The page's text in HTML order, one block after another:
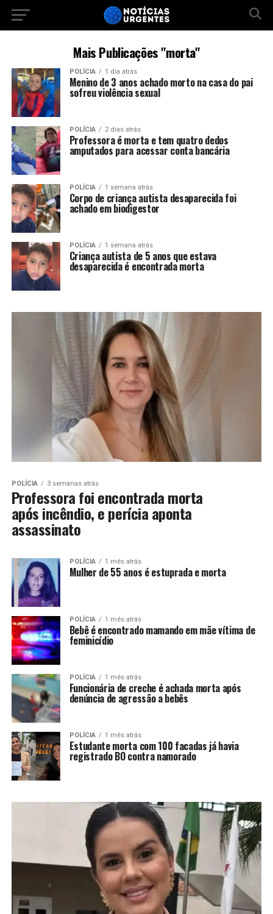
Mais Publicações "morta"
POLÍCIA 1 dia atrás
Menino de 3 anos achado morto na casa do pai
sofreu violência sexual
POLÍCIA 2 dias atrás
Professora é morta e tem quatro dedos
amputados para acessar conta bancária
POLÍCIA 1 semana atrás
Corpo de criança autista desaparecida foi
achado em biodigestor
POLÍCIA 1 semana atrás
Criança autista de 5 anos que estava
desaparecida é encontrada morta
POLÍCIA 3 semanas atrás
Professora foi encontrada morta
após incêndio, e perícia aponta
assassinato
POLÍCIA 1 mês atrás
Mulher de 55 anos é estuprada e morta
POLÍCIA 1 mês atrás
Bebê é encontrado mamando em mãe vítima de
feminicídio
POLÍCIA 1 mês atrás
Funcionária de creche é achada morta após
denúncia de agressão a bebês
POLÍCIA 1 mês atrás
Estudante morta com 100 facadas já havia
registrado BO contra namorado